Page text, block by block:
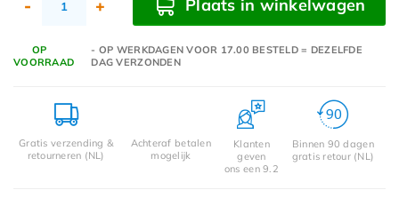
- + Plaats in winkelwagen
OP
VOORRAAD
- OP WERKDAGEN VOOR 17.00 BESTELD = DEZELFDE
DAG VERZONDEN
Gratis verzending &
retourneren (NL)
Achteraf betalen
mogelijk
Klanten
geven
ons een 9.2
Binnen 90 dagen
gratis retour (NL)